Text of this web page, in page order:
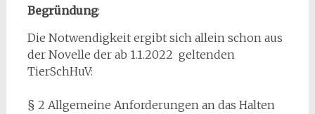
Begründung:
Die Notwendigkeit ergibt sich allein schon aus
der Novelle der ab 1.1.2022 geltenden
TierSchHuV:
§ 2 Allgemeine Anforderungen an das Halten